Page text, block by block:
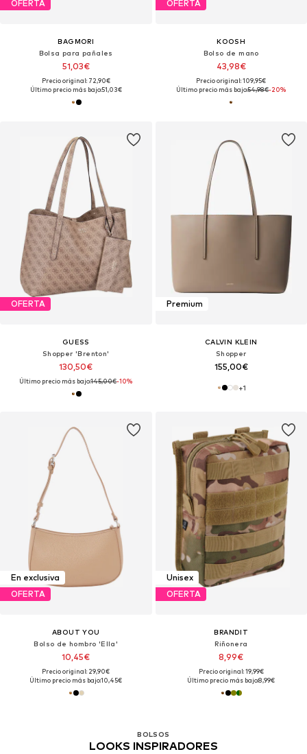
OFERTA
BAGMORI
Bolsa para pañales
51,03€
Precio original: 72,90€
Último precio más bajo:51,03€
OFERTA
KOOSH
Bolso de mano
43,98€
Precio original: 109,95€
Último precio más bajo:54,98€-20%
OFERTA
GUESS
Shopper 'Brenton'
130,50€
Último precio más bajo:145,00€-10%
Premium
CALVIN KLEIN
Shopper
155,00€
+1
En exclusiva
OFERTA
ABOUT YOU
Bolso de hombro 'Ella'
10,45€
Precio original: 29,90€
Último precio más bajo:10,45€
BOLSOS
LOOKS INSPIRADORES
Unisex
OFERTA
BRANDIT
Riñonera
8,99€
Precio original: 19,99€
Último precio más bajo:8,99€